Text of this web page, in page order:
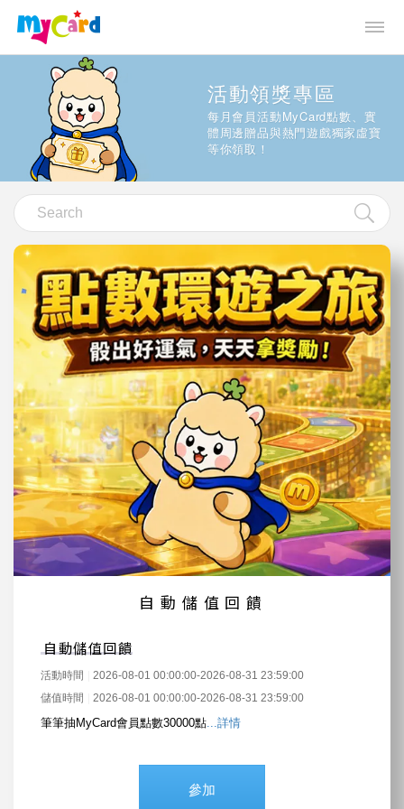
活動領獎專區
每月會員活動MyCard點數、實
體周邊贈品與熱門遊戲獨家虛寶
等你領取！
自動儲值回饋
自動儲值回饋
活動時間
2026-08-01 00:00:00-2026-08-31 23:59:00
儲值時間
2026-08-01 00:00:00-2026-08-31 23:59:00
筆筆抽MyCard會員點數30000點 ...詳情
參加